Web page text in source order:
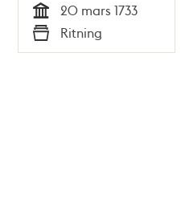
Tid
20 mars 1733
Typ
Ritning